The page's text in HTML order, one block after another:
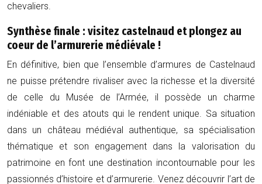
chevaliers.
Synthèse finale : visitez castelnaud et plongez au
coeur de l’armurerie médiévale !
En définitive, bien que l’ensemble d’armures de Castelnaud
ne puisse prétendre rivaliser avec la richesse et la diversité
de celle du Musée de l’Armée, il possède un charme
indéniable et des atouts qui le rendent unique. Sa situation
dans un château médiéval authentique, sa spécialisation
thématique et son engagement dans la valorisation du
patrimoine en font une destination incontournable pour les
passionnés d’histoire et d’armurerie. Venez découvrir l’art de